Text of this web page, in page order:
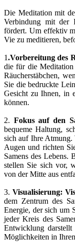
Die Meditation mit
Verbindung mit der
fördert. Um effektiv
Vie zu meditieren,
1.Vorbereitung des
die für die Meditation
Räucherstäbchen,
Sie die bedruckte
Gesicht zu Ihnen, in
können.
2. Fokus auf den
bequeme Haltung,
sich auf Ihre Atmung.
Augen und richten
Samens des Lebens.
stellen Sie sich vor,
von der Mitte aus
3. Visualisierung:
dem Zentrum des
Energie, der sich um
jeder Kreis des
Entwicklung
Möglichkeiten in